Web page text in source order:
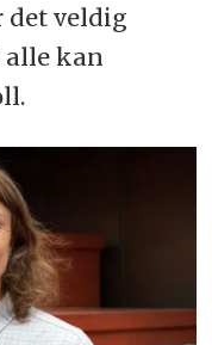
det veldig
kan